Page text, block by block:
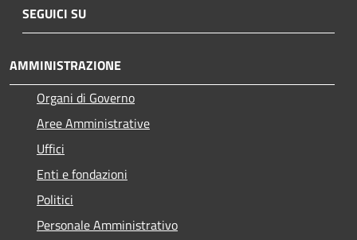
SEGUICI SU
AMMINISTRAZIONE
Organi di Governo
Aree Amministrative
Uffici
Enti e fondazioni
Politici
Personale Amministrativo